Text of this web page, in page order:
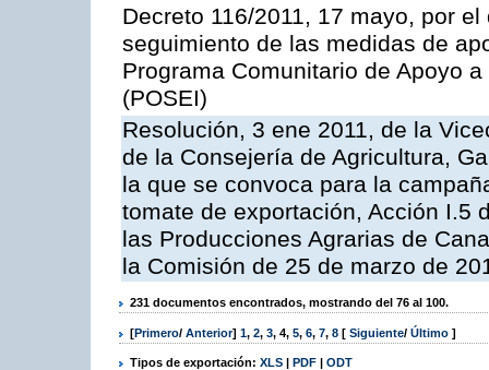
Decreto 116/2011, 17 mayo, por
seguimiento de las medidas de
Programa Comunitario de Apoyo
(POSEI)
Resolución, 3 ene 2011, de la
de la Consejería de Agricultura,
la que se convoca para la
tomate de exportación, Acción I.5
las Producciones Agrarias de
la Comisión de 25 de marzo de
231 documentos encontrados, mostrando del 76 al 100.
[Primero/ Anterior] 1, 2, 3, 4, 5, 6, 7, 8 [ Siguiente/ Último ]
Tipos de exportación: XLS | PDF | ODT